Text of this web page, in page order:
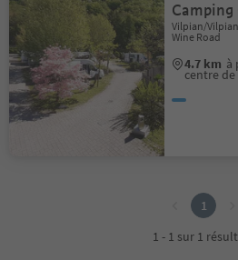
Vilpian/
Wine Road
4.7 km à
centre de
1
1 - 1 sur 1